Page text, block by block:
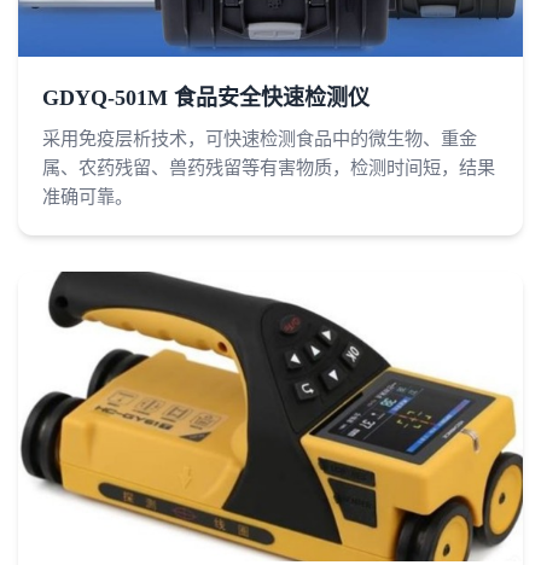
GDYQ-501M 食品安全快速检测仪
采用免疫层析技术，可快速检测食品中的微生物、重金
属、农药残留、兽药残留等有害物质，检测时间短，结果
准确可靠。